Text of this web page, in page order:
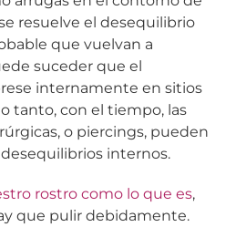
resuelve el desequilibrio
que vuelvan a
suceder que el
internamente en sitios
tanto, con el tiempo, las
o piercings, pueden
internos.
rostro como lo que es,
que pulir debidamente.